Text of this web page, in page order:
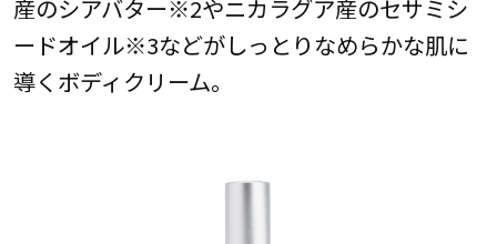
産のシアバター※2やニカラグア産のセサミシ
ードオイル※3などがしっとりなめらかな肌に
導くボディクリーム。